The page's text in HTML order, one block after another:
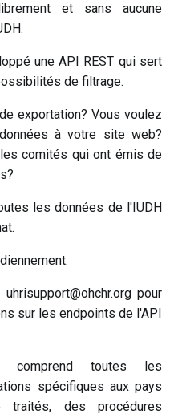
et sans aucune
une API REST qui sert
de filtrage.
exportation? Vous voulez
à votre site web?
comités qui ont émis de
les données de l'IUDH
pour
sur les endpoints de l'API
comprend toutes les
spécifiques aux pays
traités, des procédures